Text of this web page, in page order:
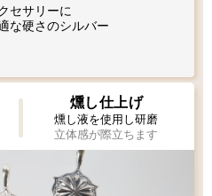
セサリーに
な硬さのシルバー
燻し仕上げ
燻し液を使用し研磨
立体感が際立ちます